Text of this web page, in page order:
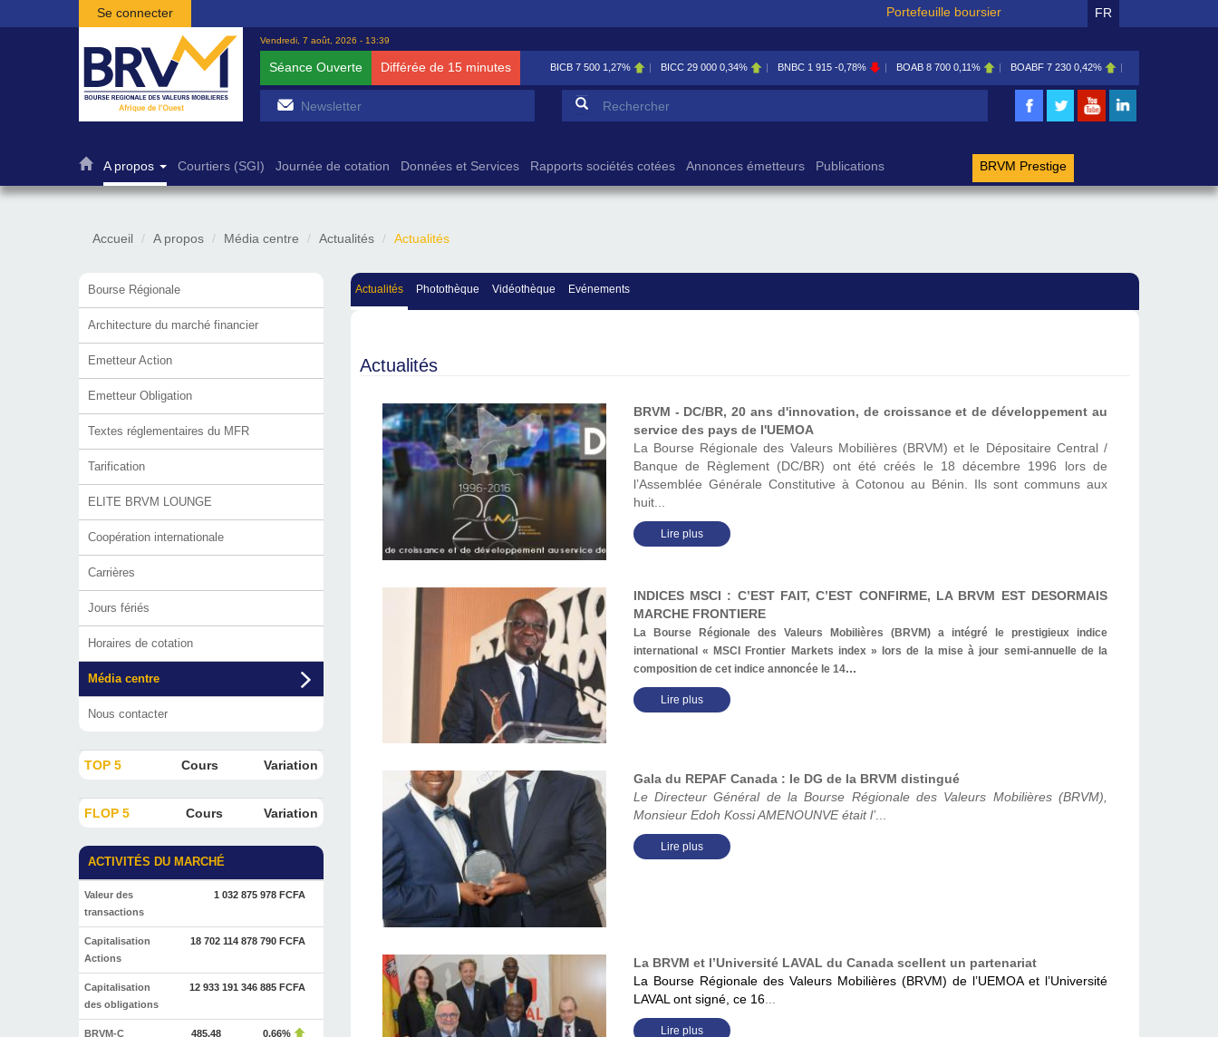
Aller au contenu principal
Se connecter Portefeuille boursier FR
Vendredi, 7 août, 2026 - 13:39
Séance Ouverte Différée de 15 minutes BICB 7 500 1,27% BICC 29 000 0,34% BNBC 1 915 -0,78% BOAB 8 700 0,11% BOABF 7 230 0,42%
Formulaire de recherche
A propos Courtiers (SGI) Journée de cotation Données et Services Rapports sociétés cotées Annonces émetteurs Publications BRVM Prestige
Accueil A propos Média centre Actualités Actualités
Bourse Régionale
Architecture du marché financier
Emetteur Action
Emetteur Obligation
Textes réglementaires du MFR
Tarification
ELITE BRVM LOUNGE
Coopération internationale
Carrières
Jours fériés
Horaires de cotation
Média centre
Nous contacter
TOP 5 Cours Variation
FLOP 5 Cours Variation
ACTIVITÉS DU MARCHÉ
Valeur des
transactions
1 032 875 978 FCFA
Capitalisation
Actions
18 702 114 878 790 FCFA
Capitalisation
des obligations
12 933 191 346 885 FCFA
BRVM-C 485,48 0,66%
Actualités Photothèque Vidéothèque Evénements
Actualités
BRVM - DC/BR, 20 ans d'innovation, de croissance et de développement au
service des pays de l'UEMOA
La Bourse Régionale des Valeurs Mobilières (BRVM) et le Dépositaire Central /
Banque de Règlement (DC/BR) ont été créés le 18 décembre 1996 lors de
l’Assemblée Générale Constitutive à Cotonou au Bénin. Ils sont communs aux
huit...
Lire plus
INDICES MSCI : C’EST FAIT, C’EST CONFIRME, LA BRVM EST DESORMAIS
MARCHE FRONTIERE
La Bourse Régionale des Valeurs Mobilières (BRVM) a intégré le prestigieux indice
international « MSCI Frontier Markets index » lors de la mise à jour semi-annuelle de la
composition de cet indice annoncée le 14...
Lire plus
Gala du REPAF Canada : le DG de la BRVM distingué
Le Directeur Général de la Bourse Régionale des Valeurs Mobilières (BRVM),
Monsieur Edoh Kossi AMENOUNVE était l’...
Lire plus
La BRVM et l’Université LAVAL du Canada scellent un partenariat
La Bourse Régionale des Valeurs Mobilières (BRVM) de l’UEMOA et l’Université
LAVAL ont signé, ce 16...
Lire plus